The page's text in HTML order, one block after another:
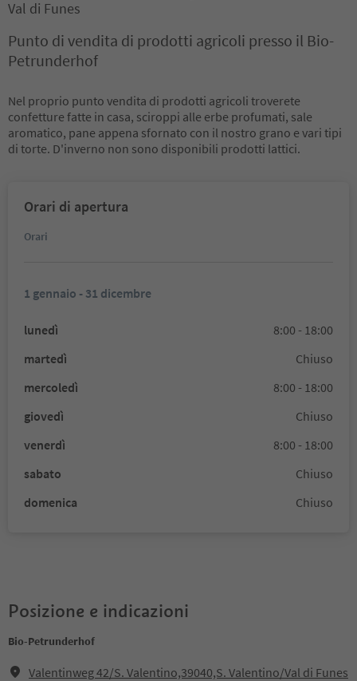
Val di Funes
Punto di vendita di prodotti agricoli presso il Bio-
Petrunderhof
Nel proprio punto vendita di prodotti agricoli troverete
confetture fatte in casa, sciroppi alle erbe profumati, sale
aromatico, pane appena sfornato con il nostro grano e vari tipi
di torte. D'inverno non sono disponibili prodotti lattici.
Orari di apertura
Orari
1 gennaio - 31 dicembre
lunedì
8:00 - 18:00
martedì
Chiuso
mercoledì
8:00 - 18:00
giovedì
Chiuso
venerdì
8:00 - 18:00
sabato
Chiuso
domenica
Chiuso
Posizione e indicazioni
Bio-Petrunderhof
Valentinweg 42/S. Valentino,39040,S. Valentino/Val di Funes